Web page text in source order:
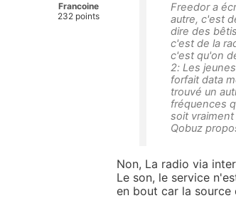
Francoine
232 points
Freedor a
autre, c'est
dire des
c'est de la
c'est qu'on
2: Les
forfait data
trouvé un
fréquences
soit vraiment
Qobuz
Non, La radio via
Le son, le service
en bout car la source